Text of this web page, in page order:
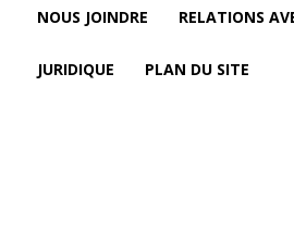
NOUS JOINDRE RELATIONS
JURIDIQUE PLAN DU SITE